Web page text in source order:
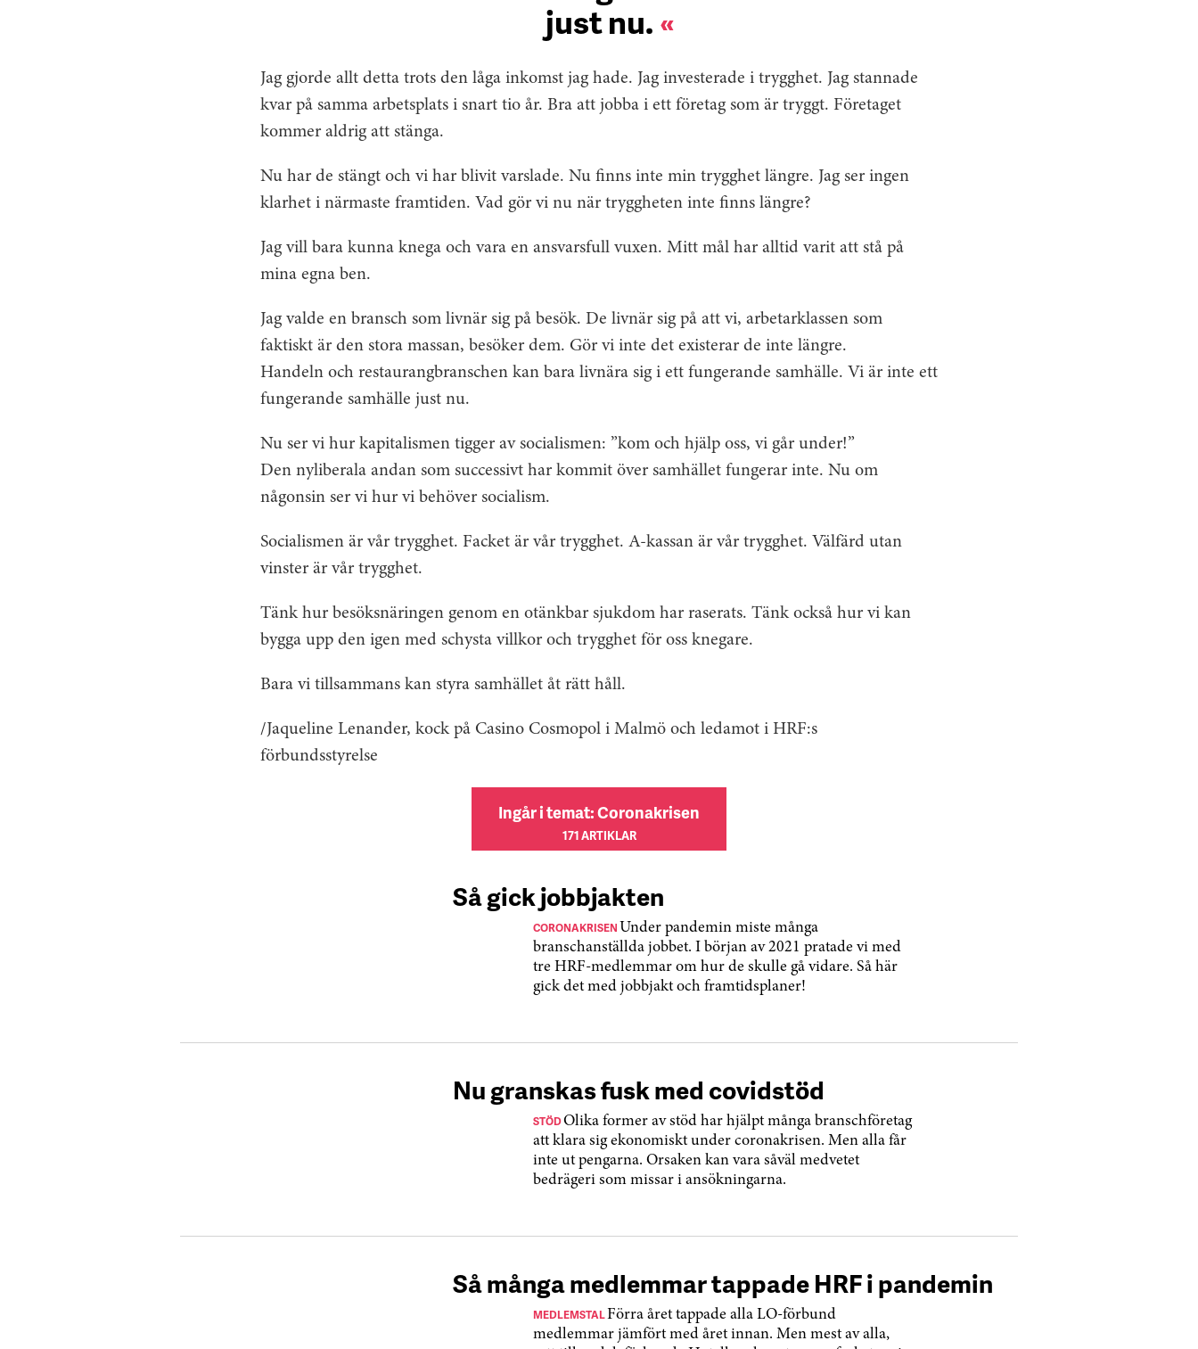
just nu.
Jag gjorde allt detta trots den låga inkomst jag hade. Jag investerade i trygghet. Jag stannade
kvar på samma arbetsplats i snart tio år. Bra att jobba i ett företag som är tryggt. Företaget
kommer aldrig att stänga.
Nu har de stängt och vi har blivit varslade. Nu finns inte min trygghet längre. Jag ser ingen
klarhet i närmaste framtiden. Vad gör vi nu när tryggheten inte finns längre?
Jag vill bara kunna knega och vara en ansvarsfull vuxen. Mitt mål har alltid varit att stå på
mina egna ben.
Jag valde en bransch som livnär sig på besök. De livnär sig på att vi, arbetarklassen som
faktiskt är den stora massan, besöker dem. Gör vi inte det existerar de inte längre.
Handeln och restaurangbranschen kan bara livnära sig i ett fungerande samhälle. Vi är inte ett
fungerande samhälle just nu.
Nu ser vi hur kapitalismen tigger av socialismen: ”kom och hjälp oss, vi går under!”
Den nyliberala andan som successivt har kommit över samhället fungerar inte. Nu om
någonsin ser vi hur vi behöver socialism.
Socialismen är vår trygghet. Facket är vår trygghet. A-kassan är vår trygghet. Välfärd utan
vinster är vår trygghet.
Tänk hur besöksnäringen genom en otänkbar sjukdom har raserats. Tänk också hur vi kan
bygga upp den igen med schysta villkor och trygghet för oss knegare.
Bara vi tillsammans kan styra samhället åt rätt håll.
/Jaqueline Lenander, kock på Casino Cosmopol i Malmö och ledamot i HRF:s
förbundsstyrelse
Ingår i temat: Coronakrisen
171 ARTIKLAR
Så gick jobbjakten
CORONAKRISEN Under pandemin miste många
branschanställda jobbet. I början av 2021 pratade vi med
tre HRF-medlemmar om hur de skulle gå vidare. Så här
gick det med jobbjakt och framtidsplaner!
Nu granskas fusk med covidstöd
STÖDOlika former av stöd har hjälpt många branschföretag
att klara sig ekonomiskt under coronakrisen. Men alla får
inte ut pengarna. Orsaken kan vara såväl medvetet
bedrägeri som missar i ansökningarna.
Så många medlemmar tappade HRF i pandemin
MEDLEMSTALFörra året tappade alla LO-förbund
medlemmar jämfört med året innan. Men mest av alla,